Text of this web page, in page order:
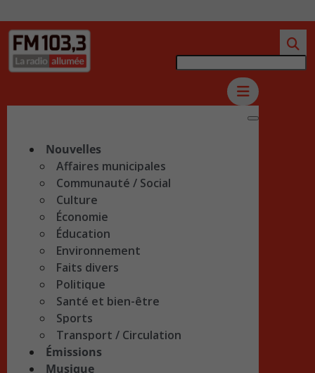
Nouvelles
Affaires municipales
Communauté / Social
Culture
Économie
Éducation
Environnement
Faits divers
Politique
Santé et bien-être
Sports
Transport / Circulation
Émissions
Musique